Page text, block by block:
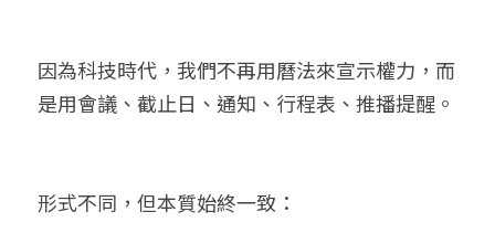
因為科技時代，我們不再用曆法來宣示權力，而
是用會議、截止日、通知、行程表、推播提醒。
形式不同，但本質始終一致：